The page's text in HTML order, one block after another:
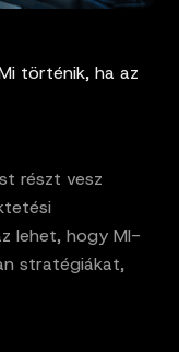
történik, ha az
részt vesz
lehet, hogy MI-
stratégiákat,